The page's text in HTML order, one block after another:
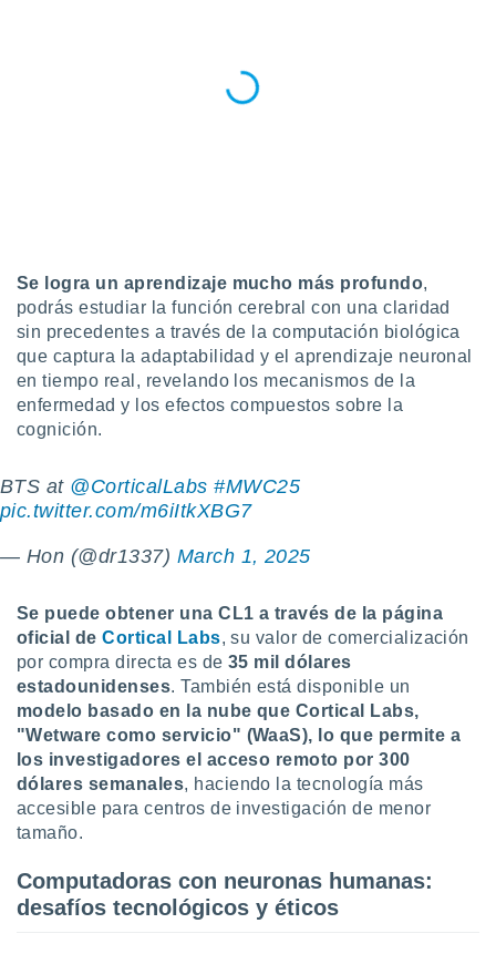
Se logra un aprendizaje mucho más profundo,
podrás estudiar la función cerebral con una claridad
sin precedentes a través de la computación biológica
que captura la adaptabilidad y el aprendizaje neuronal
en tiempo real, revelando los mecanismos de la
enfermedad y los efectos compuestos sobre la
cognición.
BTS at @CorticalLabs #MWC25
pic.twitter.com/m6iItkXBG7
— Hon (@dr1337) March 1, 2025
Se puede obtener una CL1 a través de la página
oficial deCortical Labs, su valor de comercialización
por compra directa es de 35 mil dólares
estadounidenses. También está disponible un
modelo basado en la nube que Cortical Labs,
"Wetware como servicio" (WaaS), lo que permite a
los investigadores el acceso remoto por 300
dólares semanales, haciendo la tecnología más
accesible para centros de investigación de menor
tamaño.
Computadoras con neuronas humanas:
desafíos tecnológicos y éticos